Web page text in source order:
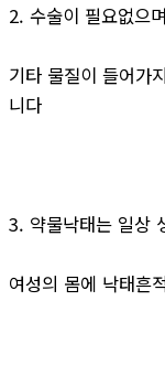
2. 수술이 필요없으
기타 물질이 들어가
니다
3. 약물낙태는 일상
여성의 몸에 낙태흔